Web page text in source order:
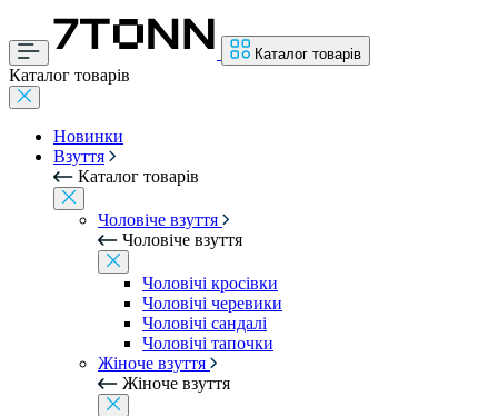
Каталог товарів
Каталог товарів
Новинки
Взуття
Каталог товарів
Чоловіче взуття
Чоловіче взуття
Чоловічі кросівки
Чоловічі черевики
Чоловічі сандалі
Чоловічі тапочки
Жіноче взуття
Жіноче взуття